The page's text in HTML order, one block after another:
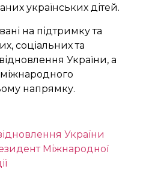
українських дітей.
на підтримку та
соціальних та
України, а
напрямку.
України
Міжнародної